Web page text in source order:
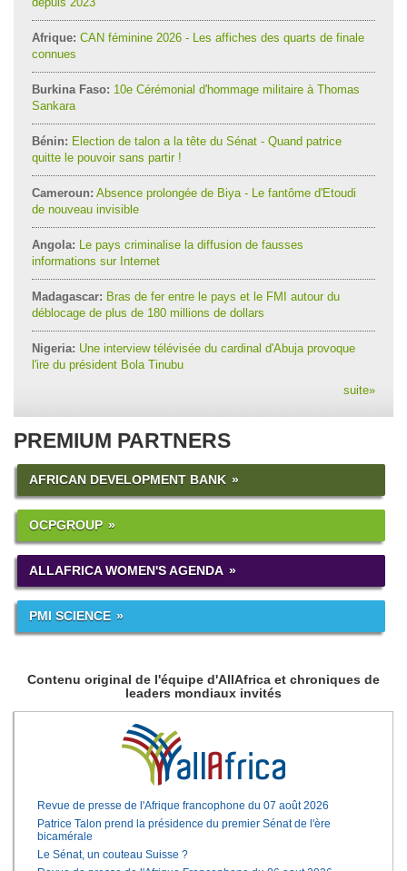
Afrique: CAN féminine 2026 - Les affiches des quarts de finale
connues
Burkina Faso: 10e Cérémonial d'hommage militaire à Thomas
Sankara
Bénin: Election de talon a la tête du Sénat - Quand patrice
quitte le pouvoir sans partir !
Cameroun: Absence prolongée de Biya - Le fantôme d'Etoudi
de nouveau invisible
Angola: Le pays criminalise la diffusion de fausses
informations sur Internet
Madagascar: Bras de fer entre le pays et le FMI autour du
déblocage de plus de 180 millions de dollars
Nigeria: Une interview télévisée du cardinal d'Abuja provoque
l'ire du président Bola Tinubu
suite»
PREMIUM PARTNERS
AFRICAN DEVELOPMENT BANK
OCPGROUP
ALLAFRICA WOMEN'S AGENDA
PMI SCIENCE
Contenu original de l'équipe d'AllAfrica et chroniques de
leaders mondiaux invités
Revue de presse de l'Afrique francophone du 07 août 2026
Patrice Talon prend la présidence du premier Sénat de l'ère
bicamérale
Le Sénat, un couteau Suisse ?